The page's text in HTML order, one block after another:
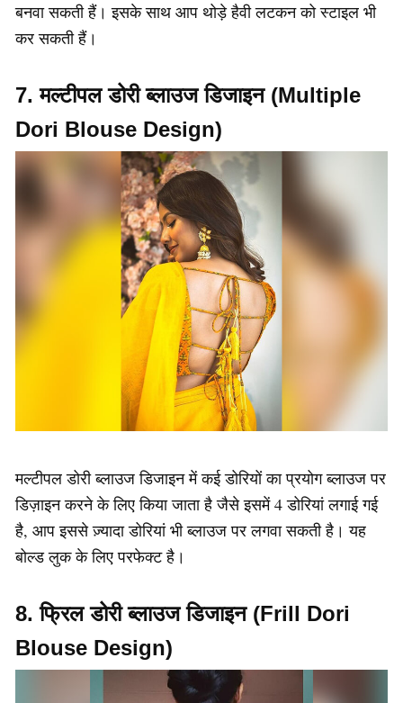
बनवा सकती हैं। इसके साथ आप थोड़े हैवी लटकन को स्टाइल भी
कर सकती हैं।
7. मल्टीपल डोरी ब्लाउज डिजाइन (Multiple
Dori Blouse Design)
मल्टीपल डोरी ब्लाउज डिजाइन में कई डोरियों का प्रयोग ब्लाउज पर
डिज़ाइन करने के लिए किया जाता है जैसे इसमें 4 डोरियां लगाई गई
है, आप इससे ज़्यादा डोरियां भी ब्लाउज पर लगवा सकती है। यह
बोल्ड लुक के लिए परफेक्ट है।
8. फ्रिल डोरी ब्लाउज डिजाइन (Frill Dori
Blouse Design)